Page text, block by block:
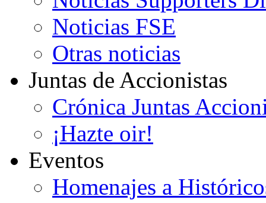
Noticias FSE
Otras noticias
Juntas de Accionistas
Crónica Juntas
¡Hazte oir!
Eventos
Homenajes a